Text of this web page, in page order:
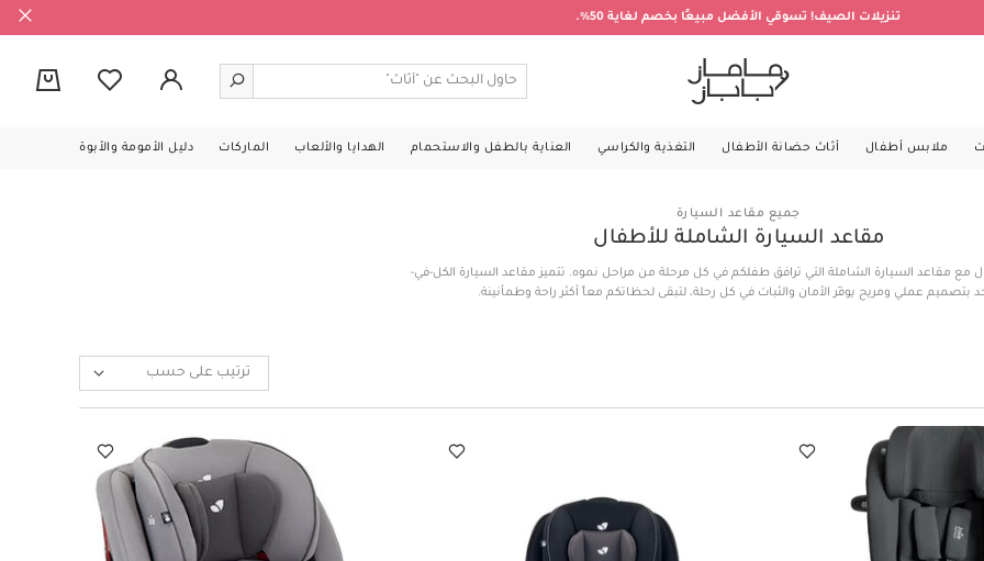
تنزيلات الصيف! تسوقي الأفضل مبيعًا بخصم لغاية 50%.
ملابس أطفال أثاث حضانة الأطفال التغذية والكراسي العناية بالطفل والاستحمام الهدايا والألعاب الماركات دليل الأمومة والأبوة
جميع مقاعد السيارة
مقاعد السيارة الشاملة للأطفال
مع مقاعد السيارة الشاملة التي ترافق طفلكم في كل مرحلة من مراحل نموه. تتميز مقاعد السيارة الكل-في-
بتصميم عملي ومريح يوفّر الأمان والثبات في كل رحلة، لتبقى لحظاتكم معاً أكثر راحة وطمأنينة.
ترتيب على حسب